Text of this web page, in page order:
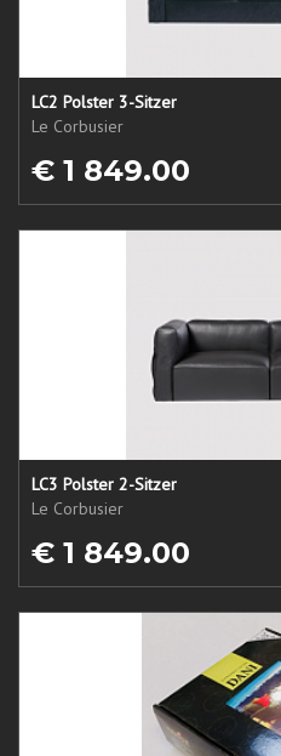
LC2 Polster 3-Sitzer
Le Corbusier
€ 1 849.00
LC3 Polster 2-Sitzer
Le Corbusier
€ 1 849.00